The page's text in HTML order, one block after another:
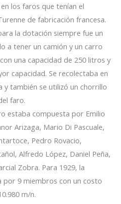
los faros que tenían el
de fabricación francesa.
la dotación siempre fue un
a tener un camión y un carro
una capacidad de 250 litros y
capacidad. Se recolectaba en
y también se utilizó un chorrillo
faro.
estaba compuesta por Emilio
Arizaga, Mario Di Pascuale,
Pedro Rovacio,
Alfredo López, Daniel Peña,
Zobra. Para 1929, la
9 miembros con un costo
m/n.